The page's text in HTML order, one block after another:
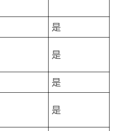
是
是
是
是